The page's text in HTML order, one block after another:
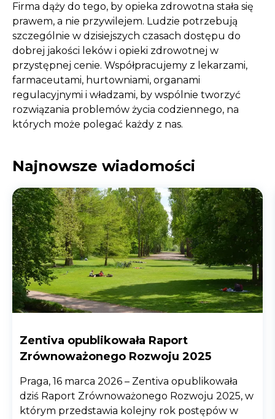
Firma dąży do tego, by opieka zdrowotna stała się
prawem, a nie przywilejem. Ludzie potrzebują
szczególnie w dzisiejszych czasach dostępu do
dobrej jakości leków i opieki zdrowotnej w
przystępnej cenie. Współpracujemy z lekarzami,
farmaceutami, hurtowniami, organami
regulacyjnymi i władzami, by wspólnie tworzyć
rozwiązania problemów życia codziennego, na
których może polegać każdy z nas.
Najnowsze wiadomości
Zentiva opublikowała Raport
Zrównoważonego Rozwoju 2025
Praga, 16 marca 2026 – Zentiva opublikowała
dziś Raport Zrównoważonego Rozwoju 2025, w
którym przedstawia kolejny rok postępów w